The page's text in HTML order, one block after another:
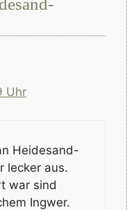
Uhr
Heidesand-
lecker aus.
war sind
Ingwer.